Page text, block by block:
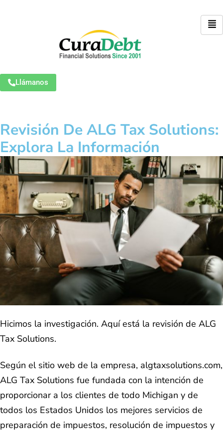
Llámanos
Revisión De ALG Tax Solutions:
Explora La Información
Hicimos la investigación. Aquí está la revisión de ALG
Tax Solutions.
Según el sitio web de la empresa, algtaxsolutions.com,
ALG Tax Solutions fue fundada con la intención de
proporcionar a los clientes de todo Michigan y de
todos los Estados Unidos los mejores servicios de
preparación de impuestos, resolución de impuestos y